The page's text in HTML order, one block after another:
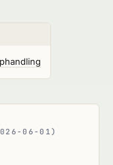
06-01)